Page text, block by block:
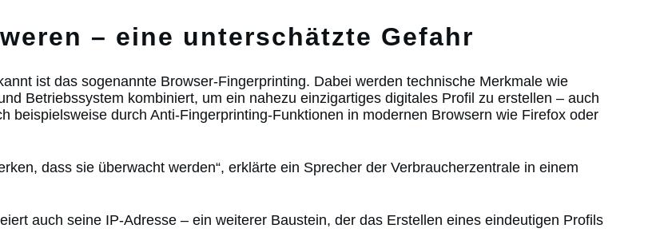
– eine unterschätzte Gefahr
ist das sogenannte Browser-Fingerprinting. Dabei werden technische Merkmale wie
Betriebssystem kombiniert, um ein nahezu einzigartiges digitales Profil zu erstellen – auch
beispielsweise durch Anti-Fingerprinting-Funktionen in modernen Browsern wie Firefox oder
dass sie überwacht werden“, erklärte ein Sprecher der Verbraucherzentrale in einem
auch seine IP-Adresse – ein weiterer Baustein, der das Erstellen eines eindeutigen Profils